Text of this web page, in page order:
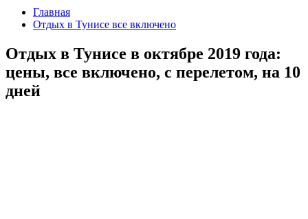
Главная
Отдых в Тунисе все включено
Отдых в Тунисе в октябре 2019 года:
цены, все включено, с перелетом, на 10
дней